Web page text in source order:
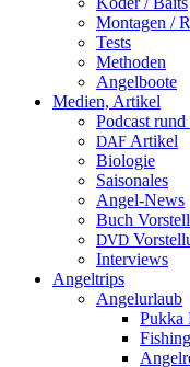
Montagen /
Tests
Methoden
Angelboote
Medien, Artikel
Podcast
DAF Artikel
Biologie
Saisonales
Angel-News
Buch
DVD
Interviews
Angeltrips
Angelurlaub
Pukka